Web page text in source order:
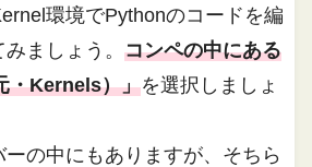
環境でPythonのコードを編
みましょう。コンペの中にある
・Kernels）」を選択しましょ
ーの中にもありますが、そちら